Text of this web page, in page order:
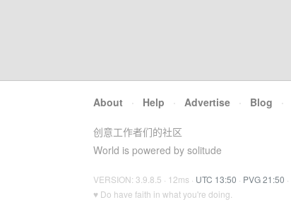
About · Help · Advertise · Blog ·
创意工作者们的社区
World is powered by solitude
VERSION: 3.9.8.5 · 12ms · UTC 13:50 · PVG 21:50 ·
♥ Do have faith in what you're doing.